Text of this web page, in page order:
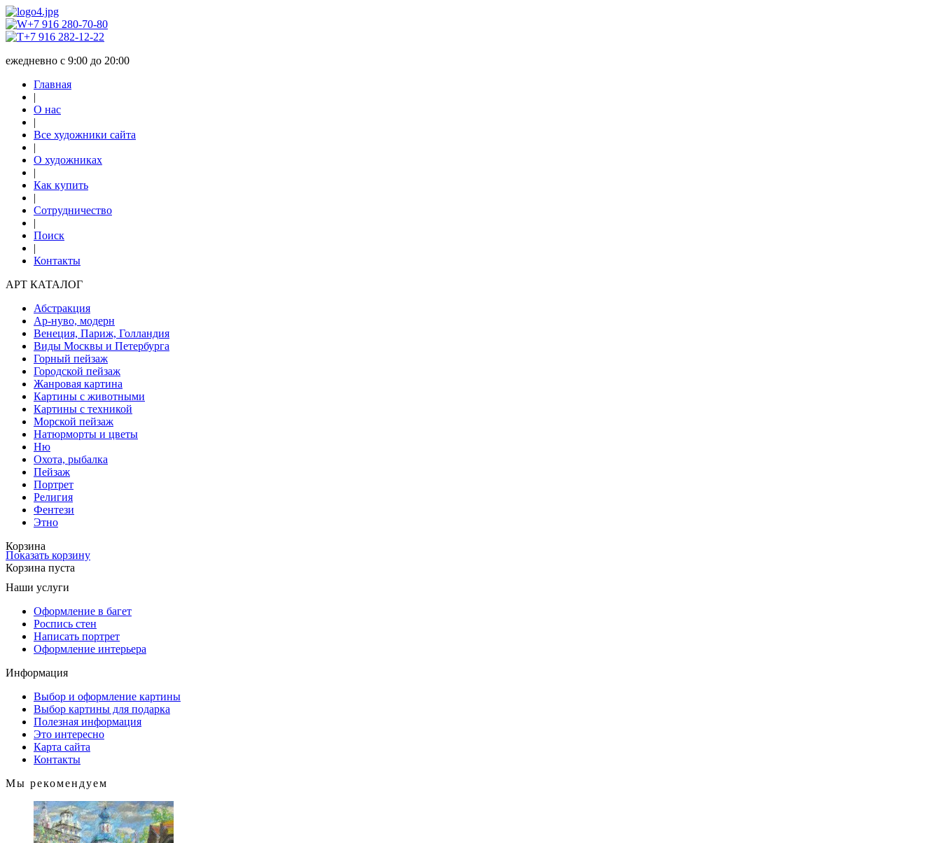
+7 916 280-70-80
+7 916 282-12-22
ежедневно с 9:00 до 20:00
Главная
|
О нас
|
Все художники сайта
|
О художниках
|
Как купить
|
Сотрудничество
|
Поиск
|
Контакты
АРТ КАТАЛОГ
Абстракция
Ар-нуво, модерн
Венеция, Париж, Голландия
Виды Москвы и Петербурга
Горный пейзаж
Городской пейзаж
Жанровая картина
Картины с животными
Картины с техникой
Морской пейзаж
Натюрморты и цветы
Ню
Охота, рыбалка
Пейзаж
Портрет
Религия
Фентези
Этно
Корзина
Показать корзину
Корзина пуста
Наши услуги
Оформление в багет
Роспись стен
Написать портрет
Оформление интерьера
Информация
Выбор и оформление картины
Выбор картины для подарка
Полезная информация
Это интересно
Карта сайта
Контакты
Мы рекомендуем